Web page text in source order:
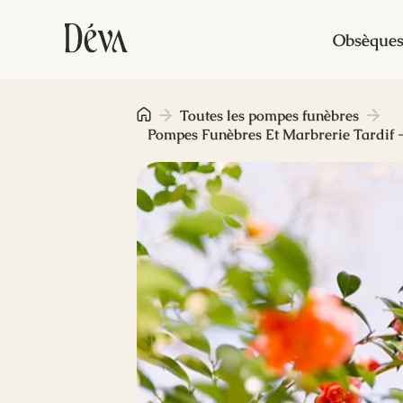
Obsèques
Toutes les pompes funèbres
Pompes Funèbres Et Marbrerie Tardif